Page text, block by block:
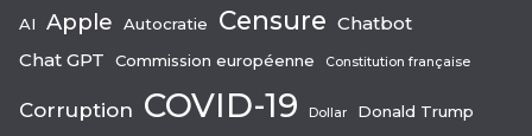
AI Apple Autocratie Censure Chatbot
Chat GPT
Commission européenne Constitution française
Corruption COVID-19 Dollar Donald Trump